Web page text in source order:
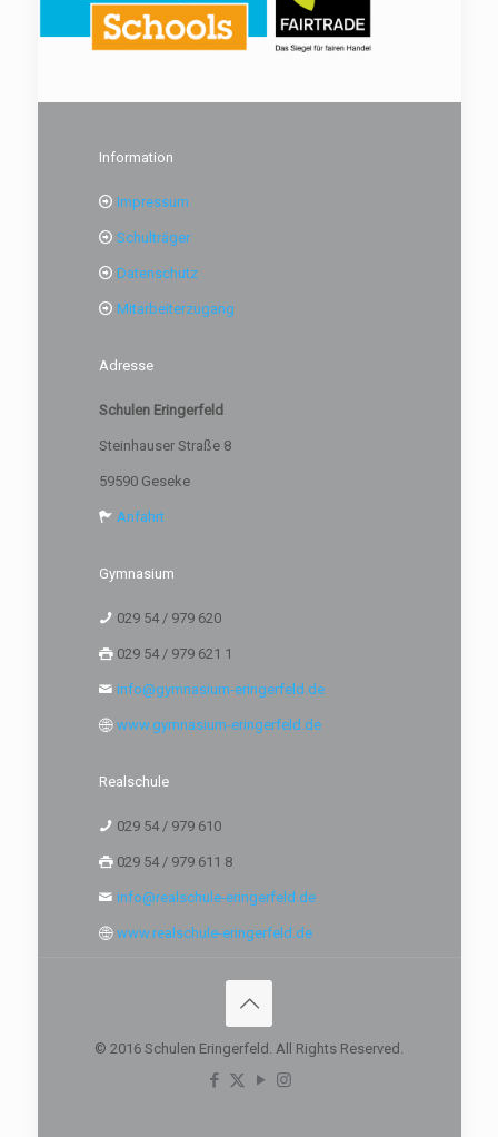
Information
Impressum
Schulträger
Datenschutz
Mitarbeiterzugang
Adresse
Schulen Eringerfeld
Steinhauser Straße 8
59590 Geseke
Anfahrt
Gymnasium
029 54 / 979 620
029 54 / 979 621 1
info@gymnasium-eringerfeld.de
www.gymnasium-eringerfeld.de
Realschule
029 54 / 979 610
029 54 / 979 611 8
info@realschule-eringerfeld.de
www.realschule-eringerfeld.de
© 2016 Schulen Eringerfeld. All Rights Reserved.